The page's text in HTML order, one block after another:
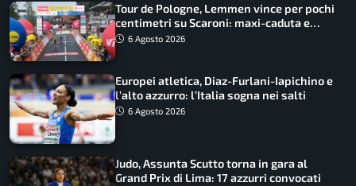
Tour de Pologne, Lemmen vince per pochi
centimetri su Scaroni: maxi-caduta e
tappa accorciata
6 Agosto 2026
Europei atletica, Diaz-Furlani-Iapichino e
l’alto azzurro: l’Italia sogna nei salti
6 Agosto 2026
Judo, Assunta Scutto torna in gara al
Grand Prix di Lima: 17 azzurri convocati